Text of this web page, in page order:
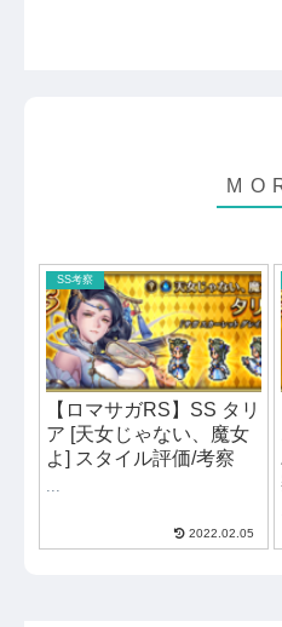
SS考察
【ロマサガRS】SS タリ
ア [天女じゃない、魔女
よ] スタイル評価/考察
...
2022.02.05